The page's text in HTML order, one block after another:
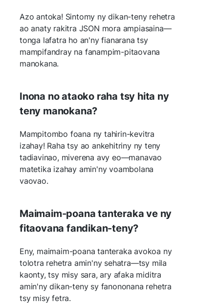
Azo antoka! Sintomy ny dikan-teny rehetra
ao anaty rakitra JSON mora ampiasaina—
tonga lafatra ho an'ny fianarana tsy
mampifandray na fanampim-pitaovana
manokana.
Inona no ataoko raha tsy hita ny
teny manokana?
Mampitombo foana ny tahirin-kevitra
izahay! Raha tsy ao ankehitriny ny teny
tadiavinao, miverena avy eo—manavao
matetika izahay amin'ny voambolana
vaovao.
Maimaim-poana tanteraka ve ny
fitaovana fandikan-teny?
Eny, maimaim-poana tanteraka avokoa ny
tolotra rehetra amin'ny sehatra—tsy mila
kaonty, tsy misy sara, ary afaka miditra
amin'ny dikan-teny sy fanononana rehetra
tsy misy fetra.